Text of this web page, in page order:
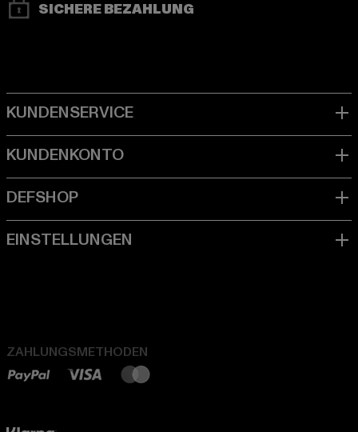
SICHERE BEZAHLUNG
ZAHLUNGSMETHODEN